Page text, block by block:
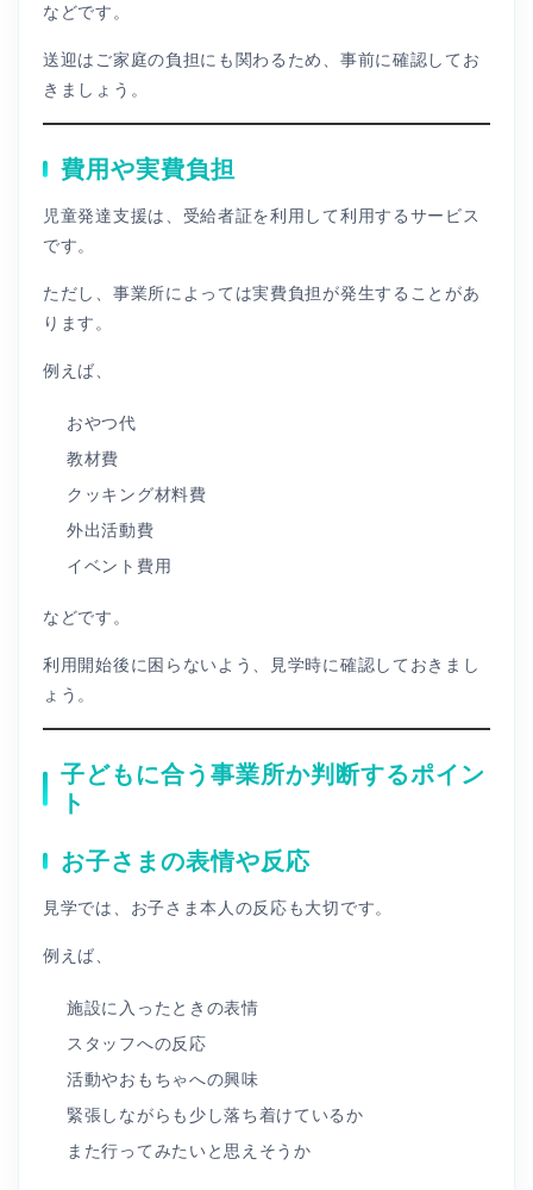
などです。
送迎はご家庭の負担にも関わるため、事前に確認してお
きましょう。
費用や実費負担
児童発達支援は、受給者証を利用して利用するサービス
です。
ただし、事業所によっては実費負担が発生することがあ
ります。
例えば、
おやつ代
教材費
クッキング材料費
外出活動費
イベント費用
などです。
利用開始後に困らないよう、見学時に確認しておきまし
ょう。
子どもに合う事業所か判断するポイン
ト
お子さまの表情や反応
見学では、お子さま本人の反応も大切です。
例えば、
施設に入ったときの表情
スタッフへの反応
活動やおもちゃへの興味
緊張しながらも少し落ち着けているか
また行ってみたいと思えそうか